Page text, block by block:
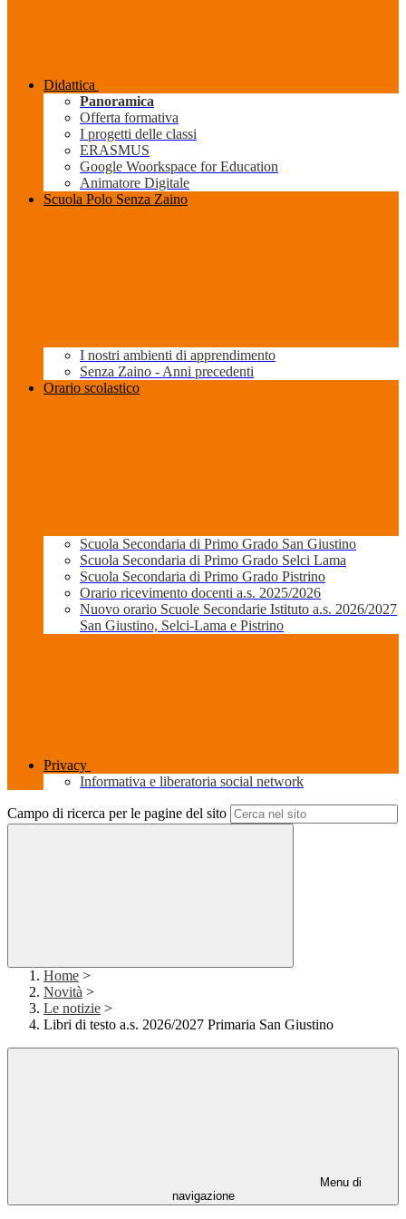
Didattica
Panoramica
Offerta formativa
I progetti delle classi
ERASMUS
Google Woorkspace for Education
Animatore Digitale
Scuola Polo Senza Zaino
I nostri ambienti di apprendimento
Senza Zaino - Anni precedenti
Orario scolastico
Scuola Secondaria di Primo Grado San Giustino
Scuola Secondaria di Primo Grado Selci Lama
Scuola Secondaria di Primo Grado Pistrino
Orario ricevimento docenti a.s. 2025/2026
Nuovo orario Scuole Secondarie Istituto a.s. 2026/2027
San Giustino, Selci-Lama e Pistrino
Privacy
Informativa e liberatoria social network
Campo di ricerca per le pagine del sito
Home >
Novità >
Le notizie >
Libri di testo a.s. 2026/2027 Primaria San Giustino
Menu di
navigazione